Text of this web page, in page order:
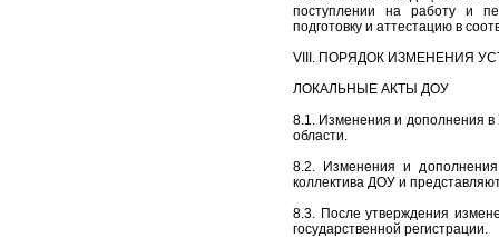
поступлении на работу и
подготовку и аттестацию в
VIII. ПОРЯДОК ИЗМЕНЕНИЯ
ЛОКАЛЬНЫЕ АКТЫ ДОУ
8.1. Изменения и дополнения в
области.
8.2. Изменения и
коллектива ДОУ и
8.3. После утверждения
государственной регистрации.